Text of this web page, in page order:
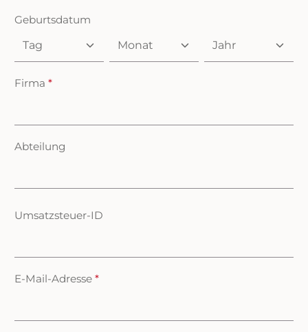
Geburtsdatum
Firma *
Abteilung
Umsatzsteuer-ID
E-Mail-Adresse *